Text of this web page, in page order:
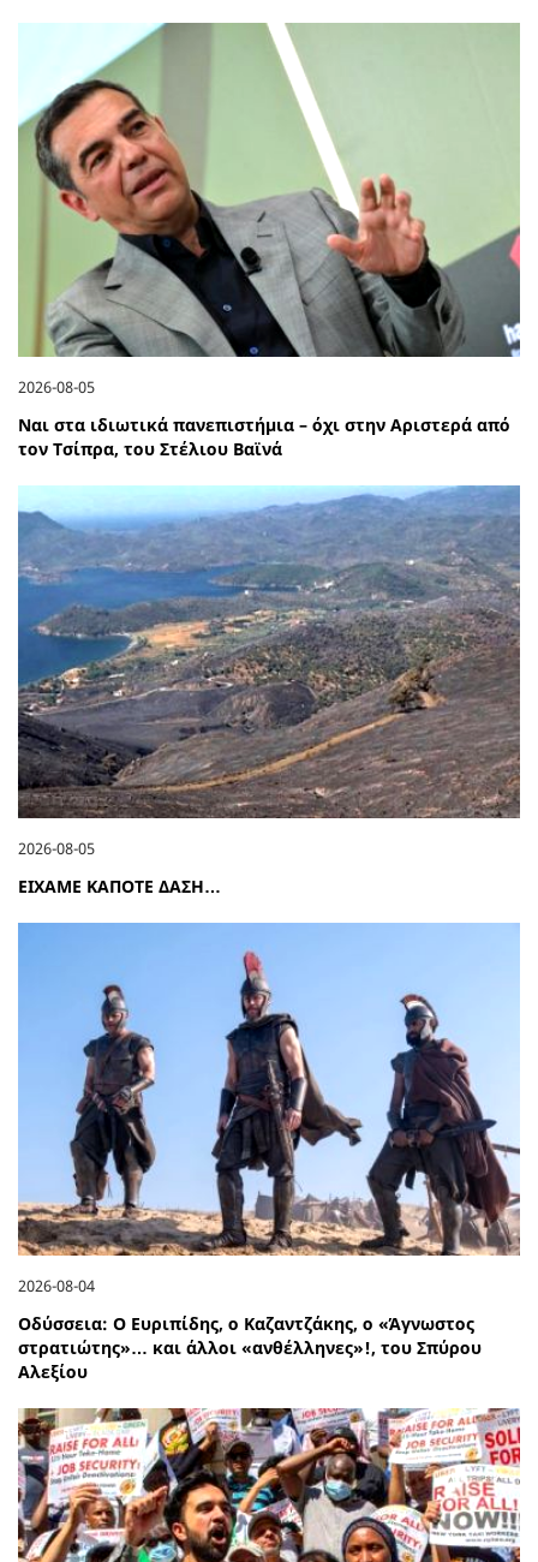
2026-08-05
Ναι στα ιδιωτικά πανεπιστήμια – όχι στην Αριστερά από
τον Τσίπρα, του Στέλιου Βαϊνά
2026-08-05
ΕΙΧΑΜΕ ΚΑΠΟΤΕ ΔΑΣΗ…
2026-08-04
Οδύσσεια: Ο Ευριπίδης, ο Καζαντζάκης, ο «Άγνωστος
στρατιώτης»… και άλλοι «ανθέλληνες»!, του Σπύρου
Αλεξίου